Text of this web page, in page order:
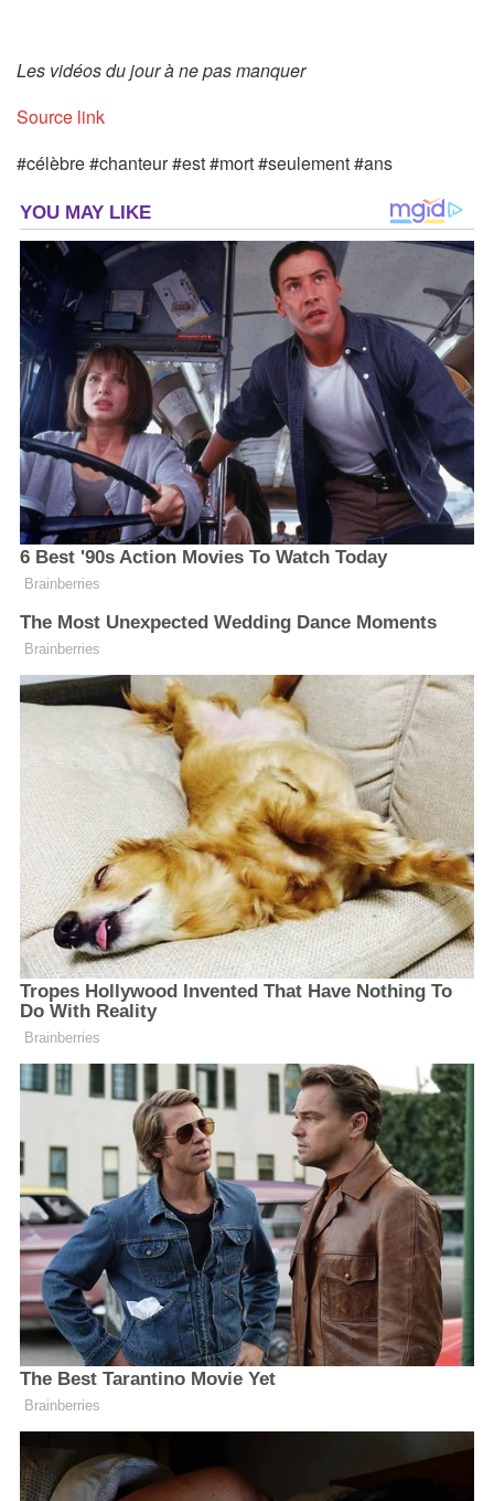
Les vidéos du jour à ne pas manquer
Source link
#célèbre #chanteur #est #mort #seulement #ans